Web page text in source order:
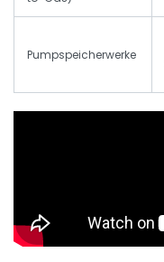
Pumpspeicherwerke